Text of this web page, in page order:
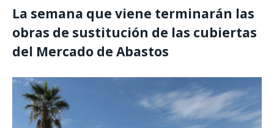
La semana que viene terminarán las
obras de sustitución de las cubiertas
del Mercado de Abastos